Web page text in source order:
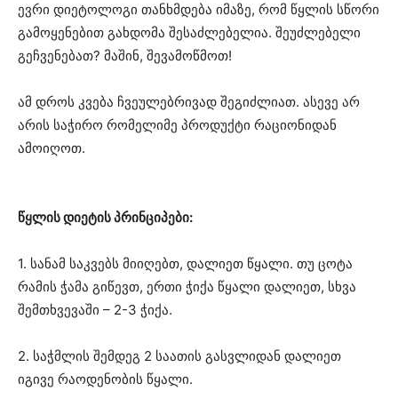
ევრი დიეტოლოგი თანხმდება იმაზე, რომ წყლის სწორი
გამოყენებით გახდომა შესაძლებელია. შეუძლებელი
გეჩვენებათ? მაშინ, შევამოწმოთ!
ამ დროს კვება ჩვეულებრივად შეგიძლიათ. ასევე არ
არის საჭირო რომელიმე პროდუქტი რაციონიდან
ამოიღოთ.
წყლის დიეტის პრინციპები:
1. სანამ საკვებს მიიღებთ, დალიეთ წყალი. თუ ცოტა
რამის ჭამა გიწევთ, ერთი ჭიქა წყალი დალიეთ, სხვა
შემთხვევაში – 2-3 ჭიქა.
2. საჭმლის შემდეგ 2 საათის გასვლიდან დალიეთ
იგივე რაოდენობის წყალი.